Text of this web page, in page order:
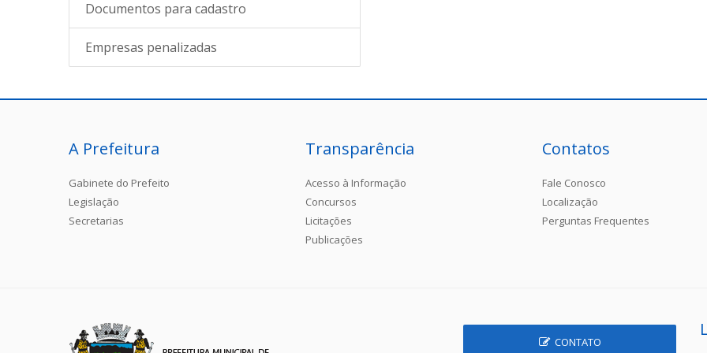
Documentos para cadastro
Empresas penalizadas
A Prefeitura
Gabinete do Prefeito
Legislação
Secretarias
Transparência
Acesso à Informação
Concursos
Licitações
Publicações
Contatos
Fale Conosco
Localização
Perguntas Frequentes
CONTATO